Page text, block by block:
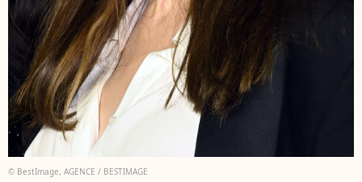
© BestImage, AGENCE / BESTIMAGE